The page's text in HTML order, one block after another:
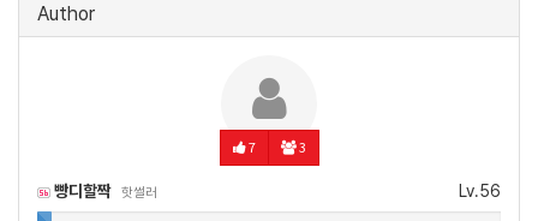
Author
7 3
Lv.56
빵디할짝 핫썰러